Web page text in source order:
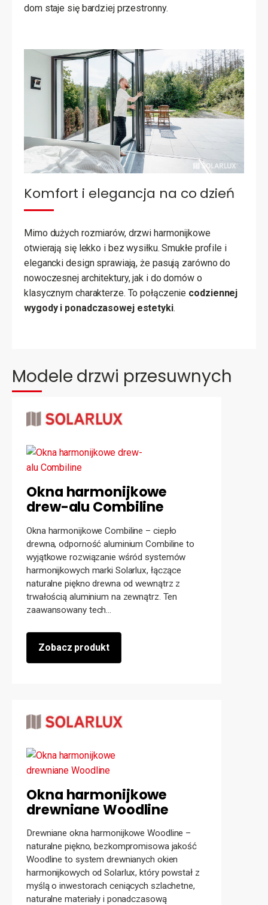
dom staje się bardziej przestronny.
Komfort i elegancja na co dzień
Mimo dużych rozmiarów, drzwi harmonijkowe
otwierają się lekko i bez wysiłku. Smukłe profile i
elegancki design sprawiają, że pasują zarówno do
nowoczesnej architektury, jak i do domów o
klasycznym charakterze. To połączenie codziennej
wygody i ponadczasowej estetyki.
Modele drzwi przesuwnych
Okna harmonijkowe
drew-alu Combiline
Okna harmonijkowe Combiline – ciepło
drewna, odporność aluminium Combiline to
wyjątkowe rozwiązanie wśród systemów
harmonijkowych marki Solarlux, łączące
naturalne piękno drewna od wewnątrz z
trwałością aluminium na zewnątrz. Ten
zaawansowany tech...
Zobacz produkt
Okna harmonijkowe
drewniane Woodline
Drewniane okna harmonijkowe Woodline –
naturalne piękno, bezkompromisowa jakość
Woodline to system drewnianych okien
harmonijkowych od Solarlux, który powstał z
myślą o inwestorach ceniących szlachetne,
naturalne materiały i ponadczasową